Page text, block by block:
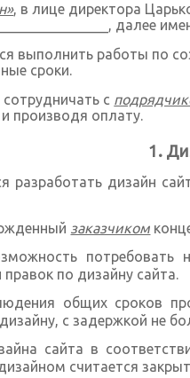
, в лице директора
далее
выполнить работы по
сроки.
с
производя оплату.
разработать дизайн
заказчиком
потребовать
по дизайну сайта.
общих сроков
с задержкой не
сайта в
считается